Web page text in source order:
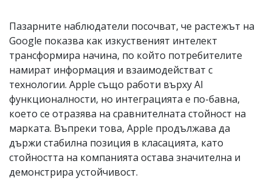
Пазарните наблюдатели посочват, че растежът на
Google показва как изкуственият интелект
трансформира начина, по който потребителите
намират информация и взаимодействат с
технологии. Apple също работи върху AI
функционалности, но интеграцията е по-бавна,
което се отразява на сравнителната стойност на
марката. Въпреки това, Apple продължава да
държи стабилна позиция в класацията, като
стойността на компанията остава значителна и
демонстрира устойчивост.